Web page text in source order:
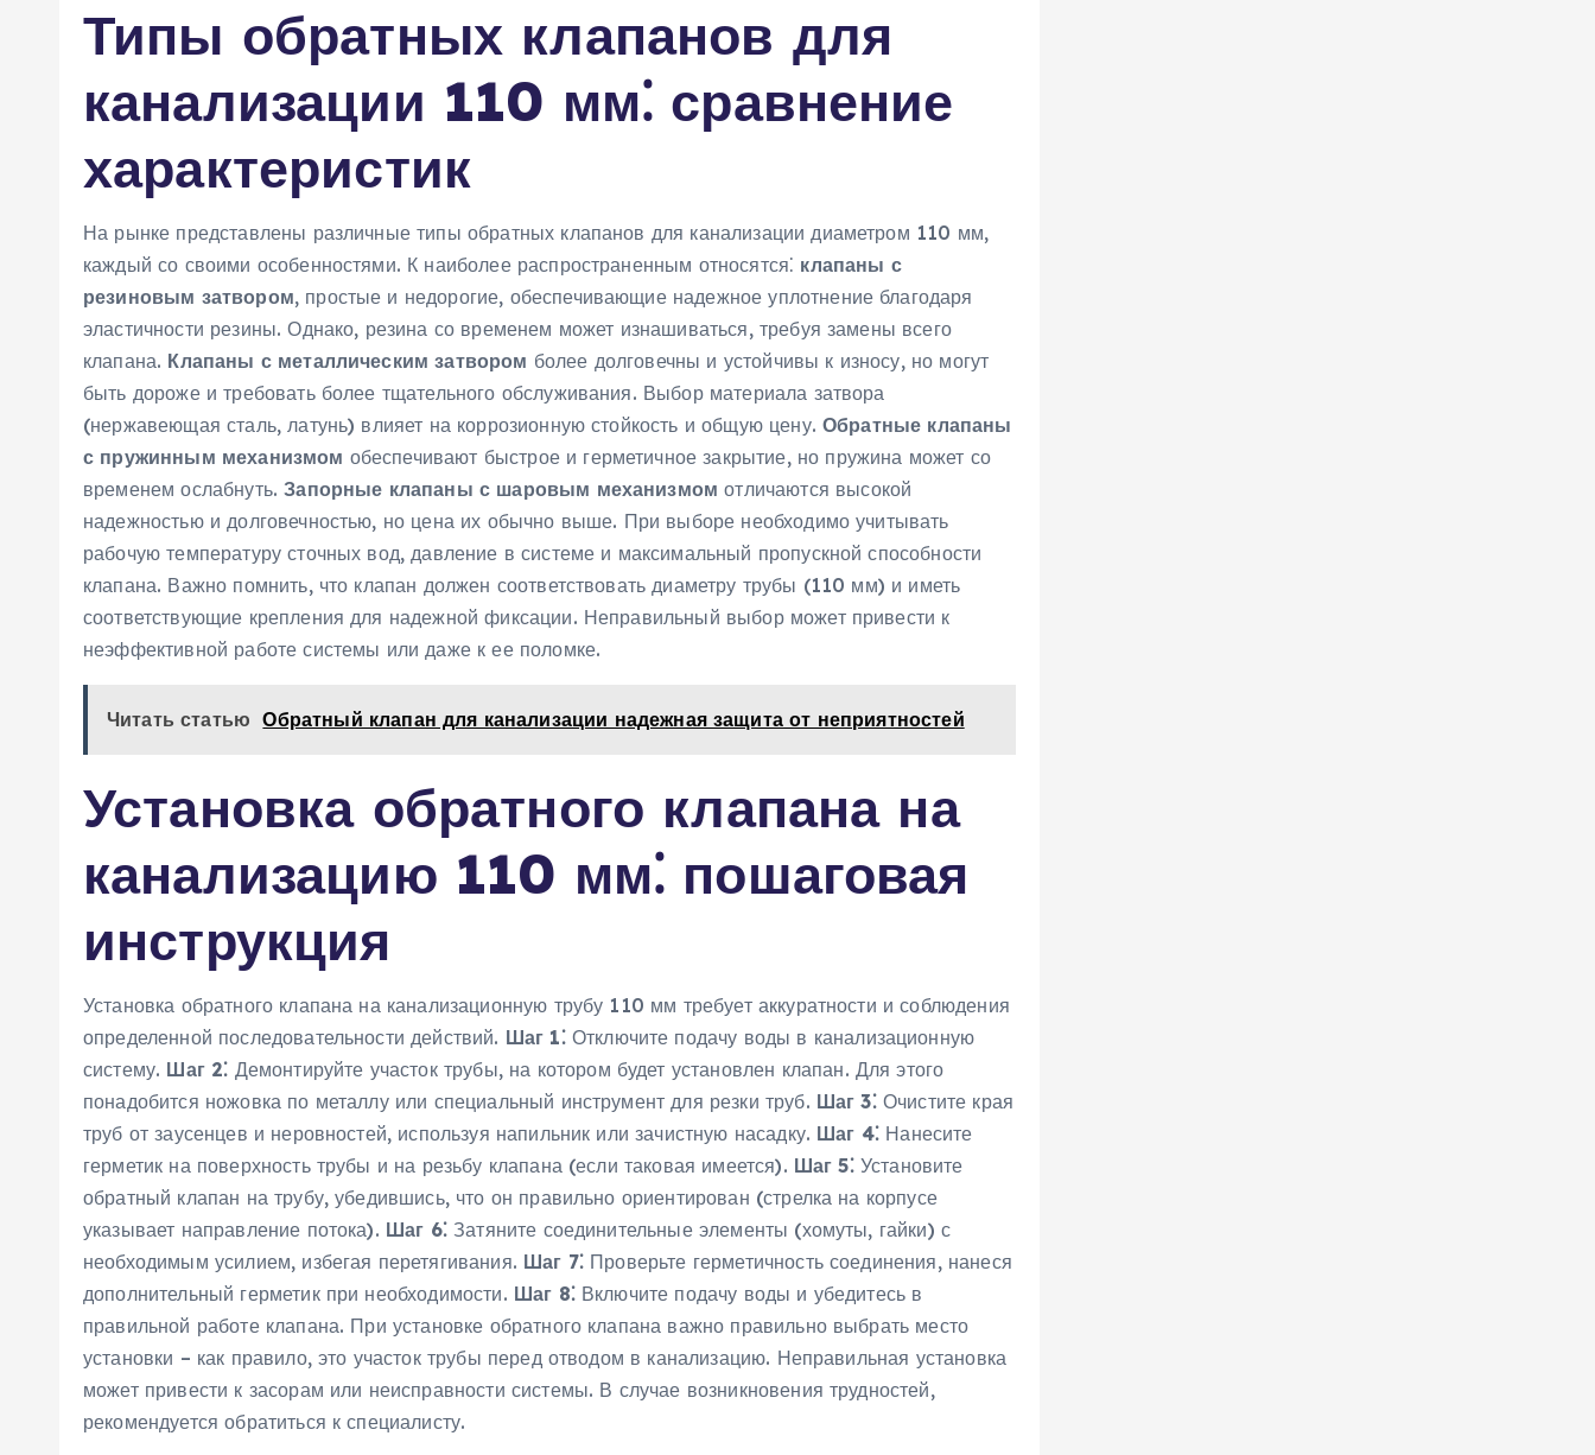
Типы обратных клапанов для
канализации 110 мм⁚ сравнение
характеристик
На рынке представлены различные типы обратных клапанов для канализации диаметром 110 мм,
каждый со своими особенностями. К наиболее распространенным относятся⁚ клапаны с
резиновым затвором, простые и недорогие, обеспечивающие надежное уплотнение благодаря
эластичности резины. Однако, резина со временем может изнашиваться, требуя замены всего
клапана. Клапаны с металлическим затвором более долговечны и устойчивы к износу, но могут
быть дороже и требовать более тщательного обслуживания. Выбор материала затвора
(нержавеющая сталь, латунь) влияет на коррозионную стойкость и общую цену. Обратные клапаны
с пружинным механизмом обеспечивают быстрое и герметичное закрытие, но пружина может со
временем ослабнуть.Запорные клапаны с шаровым механизмом отличаются высокой
надежностью и долговечностью, но цена их обычно выше. При выборе необходимо учитывать
рабочую температуру сточных вод, давление в системе и максимальный пропускной способности
клапана. Важно помнить, что клапан должен соответствовать диаметру трубы (110 мм) и иметь
соответствующие крепления для надежной фиксации. Неправильный выбор может привести к
неэффективной работе системы или даже к ее поломке.
Читать статью Обратный клапан для канализации надежная защита от неприятностей
Установка обратного клапана на
канализацию 110 мм⁚ пошаговая
инструкция
Установка обратного клапана на канализационную трубу 110 мм требует аккуратности и соблюдения
определенной последовательности действий. Шаг 1⁚Отключите подачу воды в канализационную
систему. Шаг 2⁚ Демонтируйте участок трубы, на котором будет установлен клапан. Для этого
понадобится ножовка по металлу или специальный инструмент для резки труб. Шаг 3⁚Очистите края
труб от заусенцев и неровностей, используя напильник или зачистную насадку. Шаг 4⁚ Нанесите
герметик на поверхность трубы и на резьбу клапана (если таковая имеется). Шаг 5⁚Установите
обратный клапан на трубу, убедившись, что он правильно ориентирован (стрелка на корпусе
указывает направление потока). Шаг 6⁚Затяните соединительные элементы (хомуты, гайки) с
необходимым усилием, избегая перетягивания. Шаг 7⁚ Проверьте герметичность соединения, нанеся
дополнительный герметик при необходимости. Шаг 8⁚Включите подачу воды и убедитесь в
правильной работе клапана. При установке обратного клапана важно правильно выбрать место
установки – как правило, это участок трубы перед отводом в канализацию. Неправильная установка
может привести к засорам или неисправности системы. В случае возникновения трудностей,
рекомендуется обратиться к специалисту.